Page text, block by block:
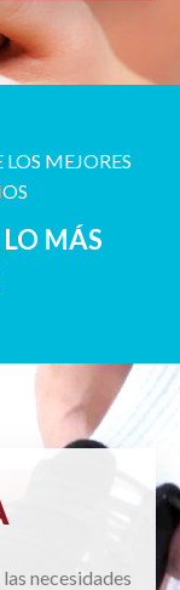
MEJORES
MÁS
necesidades